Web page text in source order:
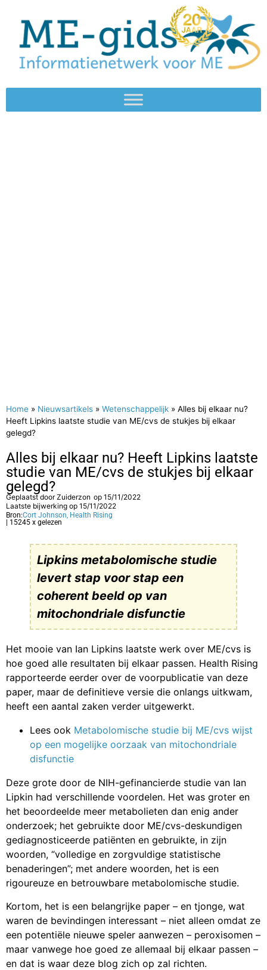
Home » Nieuwsartikels » Wetenschappelijk » Alles bij elkaar nu?
Heeft Lipkins laatste studie van ME/cvs de stukjes bij elkaar
gelegd?
Alles bij elkaar nu? Heeft Lipkins laatste
studie van ME/cvs de stukjes bij elkaar
gelegd?
Geplaatst doorZuiderzon op 15/11/2022
Laatste bijwerking op 15/11/2022
Bron:Cort Johnson, Health Rising
| 15245 x gelezen
Lipkins metabolomische studie
levert stap voor stap een
coherent beeld op van
mitochondriale disfunctie
Het mooie van Ian Lipkins laatste werk over ME/cvs is
hoe goed alle resultaten bij elkaar passen. Health Rising
rapporteerde eerder over de voorpublicatie van deze
paper, maar de definitieve versie die onlangs uitkwam,
heeft een aantal zaken verder uitgewerkt.
Lees ook Metabolomische studie bij ME/cvs wijst
op een mogelijke oorzaak van mitochondriale
disfunctie
Deze grote door de NIH-gefinancierde studie van Ian
Lipkin had verschillende voordelen. Het was groter en
het beoordeelde meer metabolieten dan enig ander
onderzoek; het gebruikte door ME/cvs-deskundigen
gediagnosticeerde patiënten en gebruikte, in zijn
woorden, “volledige en zorgvuldige statistische
benaderingen”; met andere woorden, het is een
rigoureuze en betrouwbare metabolomische studie.
Kortom, het is een belangrijke paper – en tjonge, wat
waren de bevindingen interessant – niet alleen omdat ze
een potentiële nieuwe speler aanwezen – peroxisomen –
maar vanwege hoe goed ze allemaal bij elkaar passen –
en dat is waar deze blog zich op zal richten.